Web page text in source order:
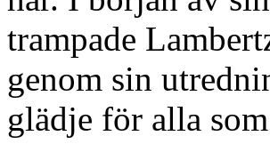
trampade
genom sin
glädje för alla